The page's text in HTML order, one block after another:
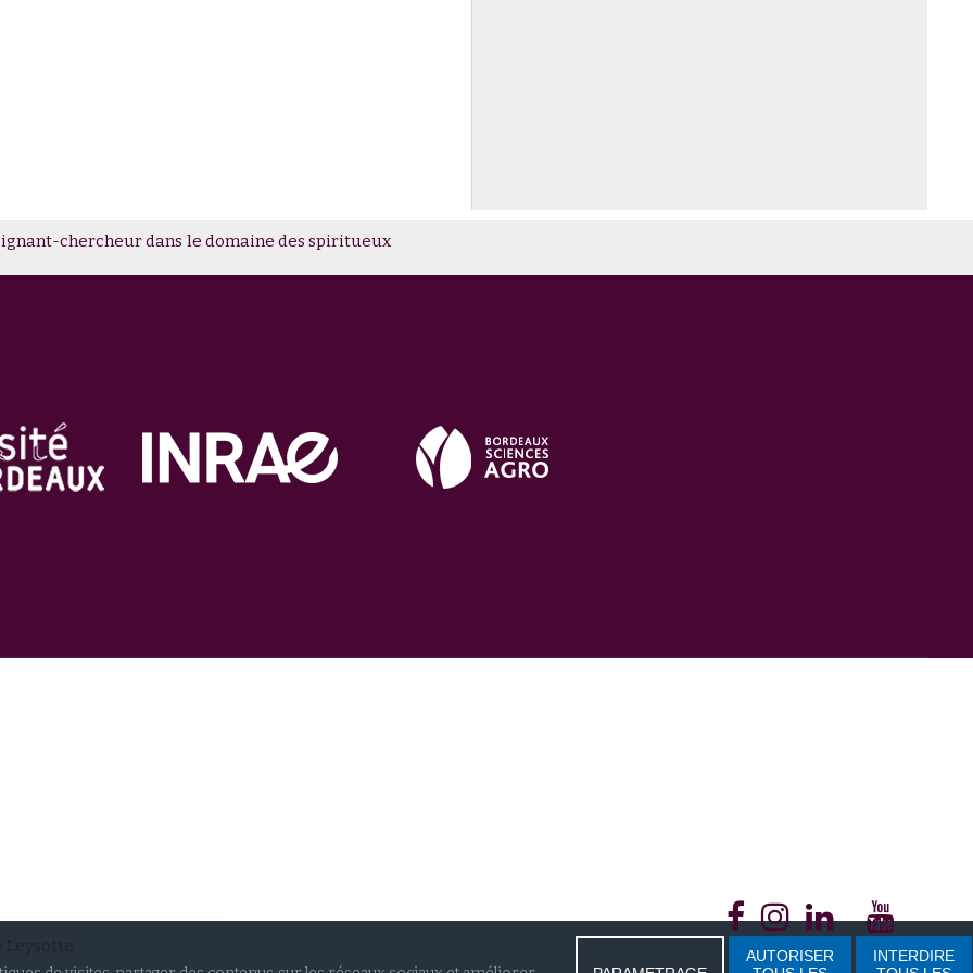
ses 70 ans
de haut niveau, à portée de verre
chercheur dans le domaine des spiritueux
AUTORISER
INTERDIRE
Leysotte